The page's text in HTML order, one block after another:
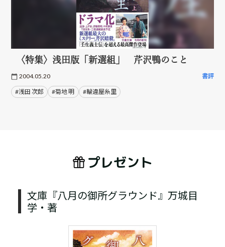
〈特集〉浅田版「新選組」 芹沢鴨のこと
2004.05.20 書評
#浅田 次郎 #菊地 明 #輪違屋糸里
プレゼント
文庫『八月の御所グラウンド』万城目
学・著